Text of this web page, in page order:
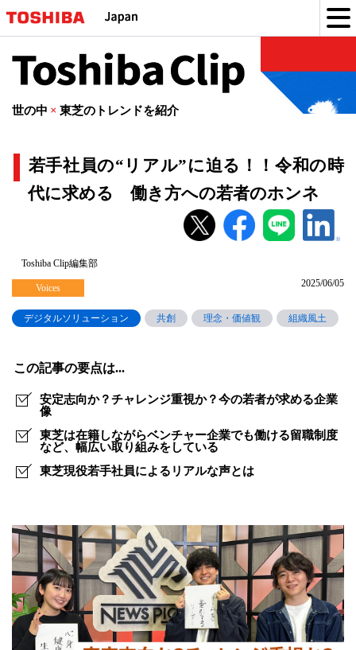
Toshiba
Clip
世の中 × 東芝のトレンドを紹介
若手社員の“リアル”に迫る！！令和の時
代に求める 働き方への若者のホンネ
社
員
の“リ
ル”に
迫
る！！
令
和
代
に
求
め
る
2025/06/05
Toshiba Clip編集部
Voices
デジタルソリューション 共創 理念・価値観 組織風土
この記事の要点は...
安定志向か？チャレンジ重視か？今の若者が求める企業
像
東芝は在籍しながらベンチャー企業でも働ける留職制度
など、幅広い取り組みをしている
東芝現役若手社員によるリアルな声とは